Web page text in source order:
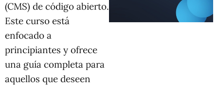
(CMS) de código abierto.
Este curso está
enfocado a
principiantes y ofrece
una guía completa para
aquellos que deseen